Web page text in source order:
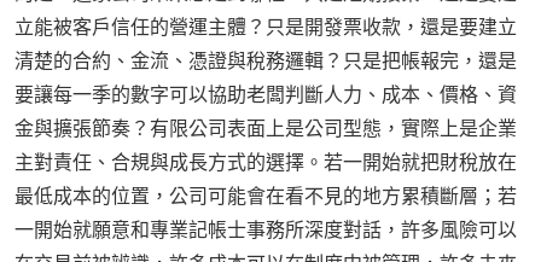
立能被客戶信任的營運主體？只是開發票收款，還是要建立
清楚的合約、金流、憑證與稅務邏輯？只是把帳報完，還是
要讓每一季的數字可以協助老闆判斷人力、成本、價格、資
金與擴張節奏？有限公司表面上是公司型態，實際上是企業
主對責任、合規與成長方式的選擇。若一開始就把財稅放在
最低成本的位置，公司可能會在看不見的地方累積斷層；若
一開始就願意和專業記帳士事務所深度對話，許多風險可以